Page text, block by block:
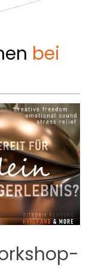
bei